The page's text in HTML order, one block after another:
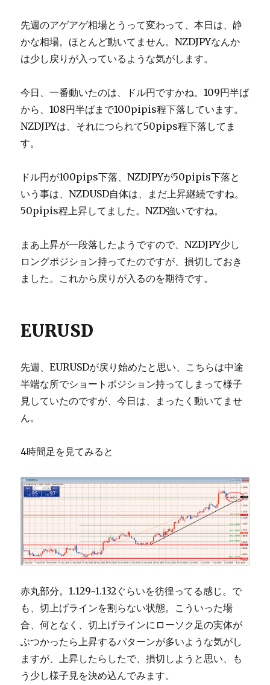
先週のアゲアゲ相場とうって変わって、本日は、静
かな相場。ほとんど動いてません。NZDJPYなんか
は少し戻りが入っているような気がします。
今日、一番動いたのは、ドル円ですかね。109円半ば
から、108円半ばまで100pipis程下落しています。
NZDJPYは、それにつられて50pips程下落してま
す。
ドル円が100pips下落、NZDJPYが50pipis下落と
いう事は、NZDUSD自体は、まだ上昇継続ですね。
50pipis程上昇してました。NZD強いですね。
まあ上昇が一段落したようですので、NZDJPY少し
ロングポジション持ってたのですが、損切しておき
ました。これから戻りが入るのを期待です。
EURUSD
先週、EURUSDが戻り始めたと思い、こちらは中途
半端な所でショートポジション持ってしまって様子
見していたのですが、今日は、まったく動いてませ
ん。
4時間足を見てみると
赤丸部分。1.129~1.132ぐらいを彷徨ってる感じ。で
も、切上げラインを割らない状態。こういった場
合、何となく、切上げラインにローソク足の実体が
ぶつかったら上昇するパターンが多いような気がし
ますが、上昇したらしたで、損切しようと思い、も
う少し様子見を決め込んでみます。